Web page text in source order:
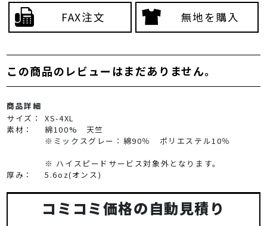
FAX注文 無地を購入
この商品のレビューはまだありません。
商品詳細
サイズ：
XS-4XL
素材：
綿100% 天竺
※ミックスグレー：綿90％ ポリエステル10％
※ ハイスピードサービス対象外となります。
厚み：
5.6oz(オンス)
コミコミ価格の自動見積り